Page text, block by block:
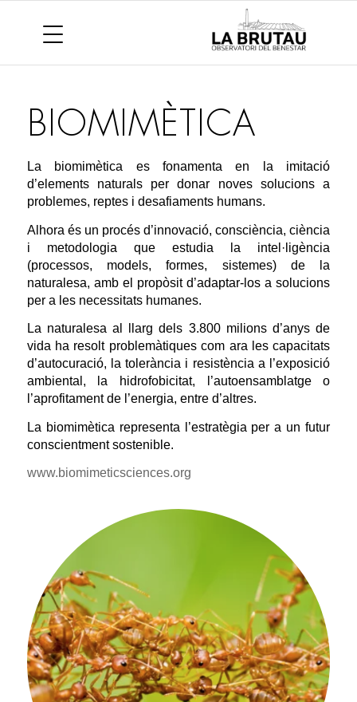
BIOMIMÈTICA
La biomimètica es fonamenta en la imitació
d’elements naturals per donar noves solucions a
problemes, reptes i desafiaments humans.
Alhora és un procés d’innovació, consciència, ciència
i metodologia que estudia la intel·ligència
(processos, models, formes, sistemes) de la
naturalesa, amb el propòsit d’adaptar-los a solucions
per a les necessitats humanes.
La naturalesa al llarg dels 3.800 milions d’anys de
vida ha resolt problemàtiques com ara les capacitats
d’autocuració, la tolerància i resistència a l’exposició
ambiental, la hidrofobicitat, l’autoensamblatge o
l’aprofitament de l’energia, entre d’altres.
La biomimètica representa l’estratègia per a un futur
conscientment sostenible.
www.biomimeticsciences.org
Les formigues utilitzen un algoritme simple per
construir ponts.